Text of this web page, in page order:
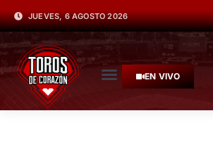
JUEVES, 6 AGOSTO 2026
EN VIVO